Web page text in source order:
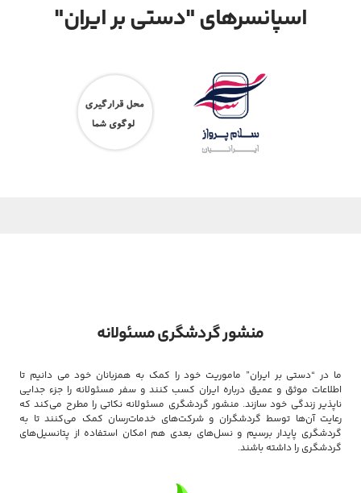
اسپانسرهای "دستی بر ایران"
منشور گردشگری مسئولانه
ما در “دستی بر ایران” ماموریت خود را کمک به همزبانان خود می دانیم تا
اطلاعات موثق و عمیق درباره ایران کسب کنند و سفر مسئولانه را جزء جدایی
ناپذیر زندگی خود سازند. منشور گردشگری مسئولانه نکاتی را مطرح می‌کند که
رعایت آن‌ها توسط گردشگران و شرکت‌های خدمات‌رسان کمک می‌کنند تا به
گردشگری پایدار برسیم و نسل‌های بعدی هم امکان استفاده از پتانسیل‌های
گردشگری را داشته باشند.